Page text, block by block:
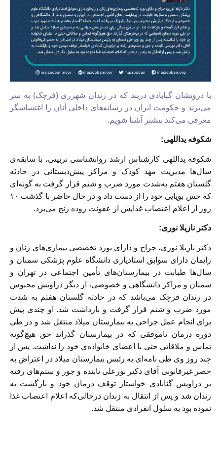
با درویشان گنابادی دربند که در زندان شهرری (قرچک) به سر
می‌برند و حکومت ایران در رسانه‌های داخلی آنان را اغتشاشگر
معرفی می‌کند بیشتر آشنا شویم.
شکوفه یداللهی:
شکوفه یداللهی کارشناس ارشد روانشناسی تربیتی، با سابقه‌ی
سال‌ها مدیریت مهد کودک و مراکز پیش‌دبستانی در حادثه
گلستان هفتم به‌شدت مورد ضرب و شتم قرار گرفت به گونه‌ای
که حس بویایی خود را از دست داد و در حال حاضر با گذشت ۱۰
روز از اعلام اعتصاب غذایش از عفونت روده رنج می‌برد.
دکتر نازیلا نوری:
دکتر نازیلا نوری، جراح و دارای بورد تخصصی بیماری‌های زنان و
زایمان دارای سوابق استادیاری دانشگاه علوم پزشکی سمنان و
سال‌ها طبابت در بیمارستان‌های تأمین اجتماعی در تهران و
سمنان و مراکز دانشگاهی و خصوصی، از دیگر دراویش محبوس
در زندان قرچک می‌باشد که در حادثه گلستان هفتم به شدت
مورد ضرب و شتم قرار گرفت و بازداشت شد. او چندی پیش
برای انجام عمل جراحی به بیمارستان میلاد منتقل شد و در طی
دوره درمان ناموفقی که در بیمارستان گذراند حق هیچ‌گونه
تماس و ملاقاتی حتی با اعضای خانواده‌ی خود را نداشت. پس از
چند روز وی طی نامه‌ای به رئیس بیمارستان میلاد در اعتراض به
حصر غیر‌قانونی آقای دکتر نورعلی تابنده و جور و ستم‌های رفته
بر دراویش گنابادی خواستار توقف درمان خود و بازگشت به
زندان شد و پس از انتقال به زندان درحالی‌که اعلام اعتصاب غذا
نموده بود به سلول انفرادی منتقل شد.